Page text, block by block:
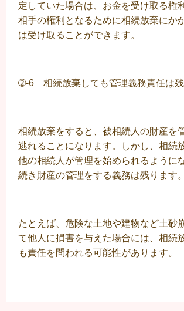
定していた場合は、お金を受け取る権
相手の権利となるために相続放棄にか
は受け取ることができます。
➁-6 相続放棄しても管理義務責任は
相続放棄をすると、被相続人の財産を
逃れることになります。しかし、相続
他の相続人が管理を始められるように
続き財産の管理をする義務は残ります。
たとえば、危険な土地や建物など土砂
て他人に損害を与えた場合には、相続
も責任を問われる可能性があります。